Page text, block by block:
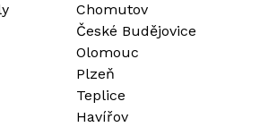
Chomutov
České Budějovice
Olomouc
Plzeň
Teplice
Havířov